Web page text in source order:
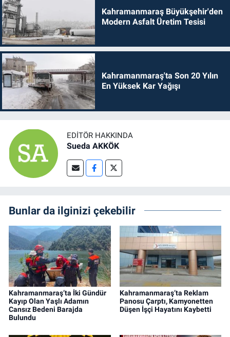
Kahramanmaraş Büyükşehir'den
Modern Asfalt Üretim Tesisi
Kahramanmaraş'ta Son 20 Yılın
En Yüksek Kar Yağışı
EDITÖR HAKKINDA
Sueda AKKÖK
Bunlar da ilginizi çekebilir
Kahramanmaraş’ta İki Gündür
Kayıp Olan Yaşlı Adamın
Cansız Bedeni Barajda
Bulundu
Kahramanmaraş’ta Reklam
Panosu Çarptı, Kamyonetten
Düşen İşçi Hayatını Kaybetti